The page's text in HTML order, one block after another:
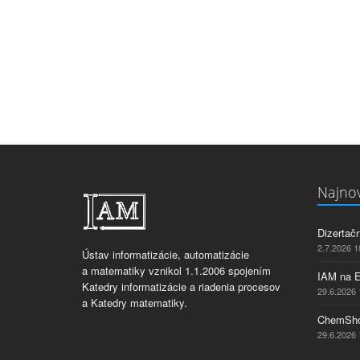
Ústav informatizácie, automatizácie
a matematiky vznikol 1.1.2006 spojením
Katedry informatizácie a riadenia procesov
a Katedry matematiky.
2.7.2026
IAM na
29.6.2026
29.6.2026